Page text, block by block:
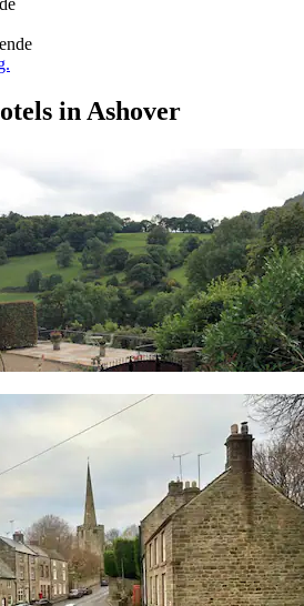
in Ashover